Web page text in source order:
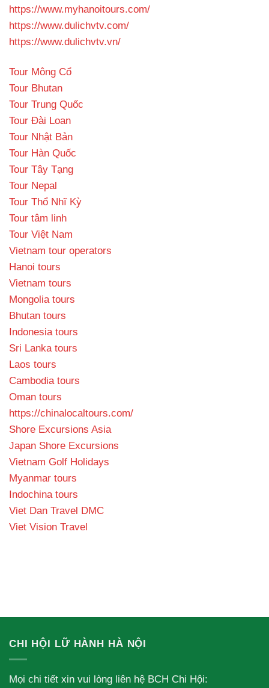
https://www.myhanoitours.com/
https://www.dulichvtv.com/
https://www.dulichvtv.vn/
Tour Mông Cổ
Tour Bhutan
Tour Trung Quốc
Tour Đài Loan
Tour Nhật Bản
Tour Hàn Quốc
Tour Tây Tạng
Tour Nepal
Tour Thổ Nhĩ Kỳ
Tour tâm linh
Tour Việt Nam
Vietnam tour operators
Hanoi tours
Vietnam tours
Mongolia tours
Bhutan tours
Indonesia tours
Sri Lanka tours
Laos tours
Cambodia tours
Oman tours
https://chinalocaltours.com/
Shore Excursions Asia
Japan Shore Excursions
Vietnam Golf Holidays
Myanmar tours
Indochina tours
Viet Dan Travel DMC
Viet Vision Travel
CHI HỘI LỮ HÀNH HÀ NỘI
Mọi chi tiết xin vui lòng liên hệ BCH Chi Hội: